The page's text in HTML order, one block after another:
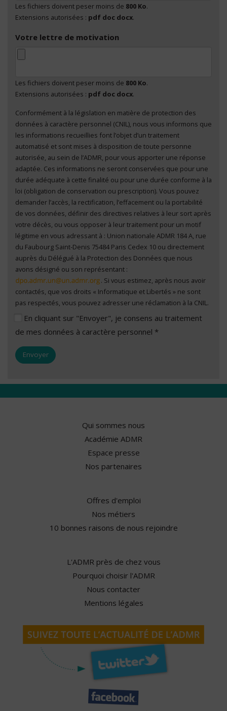
Les fichiers doivent peser moins de 800 Ko.
Extensions autorisées : pdf doc docx.
Votre lettre de motivation
Les fichiers doivent peser moins de 800 Ko.
Extensions autorisées : pdf doc docx.
En cliquant sur "Envoyer", je consens au traitement
de mes données à caractère personnel *
Conformément à la législation en matière de protection des
données à caractère personnel (CNIL), nous vous informons que
les informations recueillies font l’objet d’un traitement
automatisé et sont mises à disposition de toute personne
autorisée, au sein de l’ADMR, pour vous apporter une réponse
adaptée. Ces informations ne seront conservées que pour une
durée adéquate à cette finalité ou pour une durée conforme à la
loi (obligation de conservation ou prescription). Vous pouvez
demander l’accès, la rectification, l’effacement ou la portabilité
de vos données, définir des directives relatives à leur sort après
votre décès, ou vous opposer à leur traitement pour un motif
légitime en vous adressant à : Union nationale ADMR 184 A, rue
du Faubourg Saint-Denis 75484 Paris Cedex 10 ou directement
auprès du Délégué à la Protection des Données que nous
avons désigné ou son représentant :
. Si vous estimez, après nous avoir
contactés, que vos droits « Informatique et Libertés » ne sont
pas respectés, vous pouvez adresser une réclamation à la CNIL.
En cliquant sur "Envoyer", je consens au traitement
de mes données à caractère personnel *
Qui sommes nous
Académie ADMR
Espace presse
Nos partenaires
Offres d'emploi
Nos métiers
10 bonnes raisons de nous rejoindre
L'ADMR près de chez vous
Pourquoi choisir l'ADMR
Nous contacter
Mentions légales